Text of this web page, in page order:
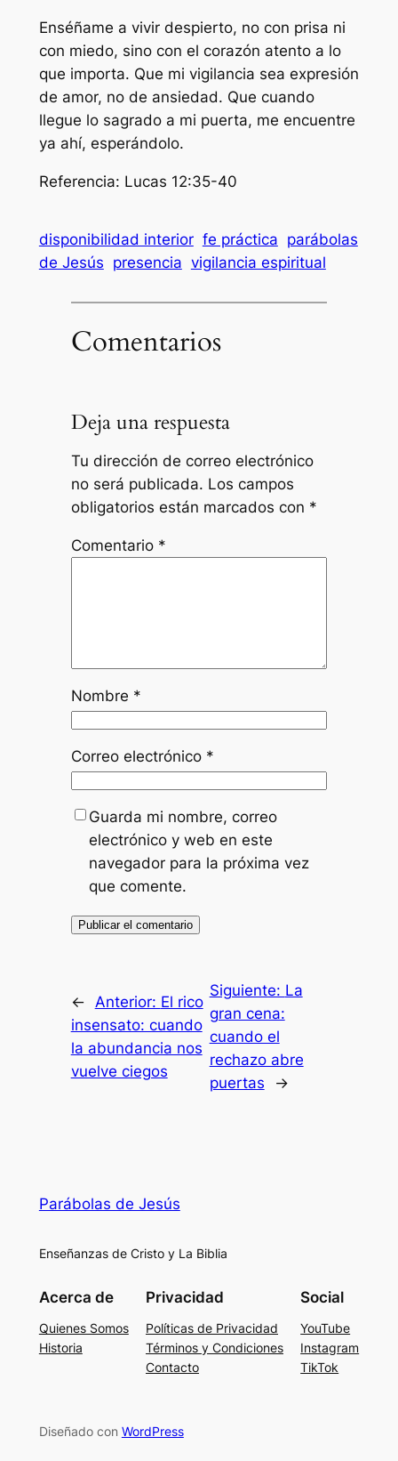
Enséñame a vivir despierto, no con prisa ni
con miedo, sino con el corazón atento a lo
que importa. Que mi vigilancia sea expresión
de amor, no de ansiedad. Que cuando
llegue lo sagrado a mi puerta, me encuentre
ya ahí, esperándolo.
Referencia: Lucas 12:35-40
disponibilidad interior fe práctica parábolas
de Jesús presencia vigilancia espiritual
Comentarios
Deja una respuesta
Tu dirección de correo electrónico
no será publicada. Los campos
obligatorios están marcados con *
Comentario *
Nombre *
Correo electrónico *
Guarda mi nombre, correo
electrónico y web en este
navegador para la próxima vez
que comente.
← Anterior: El rico
insensato: cuando
la abundancia nos
vuelve ciegos
Siguiente: La
gran cena:
cuando el
rechazo abre
puertas
→
Parábolas de Jesús
Enseñanzas de Cristo y La Biblia
Acerca de
Quienes Somos
Historia
Privacidad
Políticas de Privacidad
Términos y Condiciones
Contacto
Social
YouTube
Instagram
TikTok
Diseñado con WordPress